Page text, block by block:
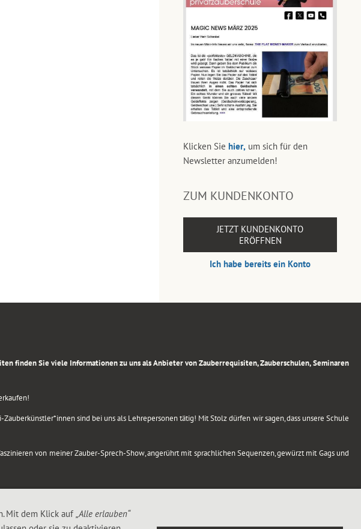
Klicken Sie hier, um sich für den
Newsletter anzumelden!
ZUM KUNDENKONTO
JETZT KUNDENKONTO
ERÖFFNEN
Ich habe bereits ein Konto
finden Sie viele Informationen zu uns als Anbieter von Zauberrequisiten, Zauberschulen, Seminaren
sind bei uns als Lehrepersonen tätig! Mit Stolz dürfen wir sagen, dass unsere Schule
von meiner Zauber-Sprech-Show, angerührt mit sprachlichen Sequenzen, gewürzt mit Gags und
Mit dem Klick auf „Alle erlauben“